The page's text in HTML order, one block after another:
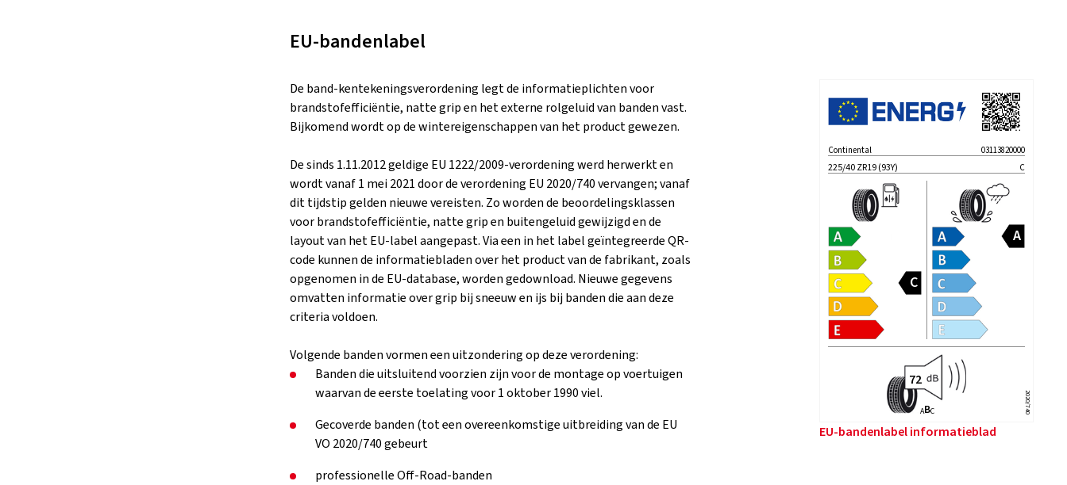
EU-bandenlabel
De band-kentekeningsverordening legt de informatieplichten voor
brandstofefficiëntie, natte grip en het externe rolgeluid van banden vast.
Bijkomend wordt op de wintereigenschappen van het product gewezen.
De sinds 1.11.2012 geldige EU 1222/2009-verordening werd herwerkt en
wordt vanaf 1 mei 2021 door de verordening EU 2020/740 vervangen; vanaf
dit tijdstip gelden nieuwe vereisten. Zo worden de beoordelingsklassen
voor brandstofefficiëntie, natte grip en buitengeluid gewijzigd en de
layout van het EU-label aangepast. Via een in het label geïntegreerde QR-
code kunnen de informatiebladen over het product van de fabrikant, zoals
opgenomen in de EU-database, worden gedownload. Nieuwe gegevens
omvatten informatie over grip bij sneeuw en ijs bij banden die aan deze
criteria voldoen.
Volgende banden vormen een uitzondering op deze verordening:
Banden die uitsluitend voorzien zijn voor de montage op voertuigen
waarvan de eerste toelating voor 1 oktober 1990 viel.
Gecoverde banden (tot een overeenkomstige uitbreiding van de EU
VO 2020/740 gebeurt
professionelle Off-Road-banden
Continental 03113820000
225/40 ZR19 (93Y) C
ABC 2020/740
EU-bandenlabel informatieblad